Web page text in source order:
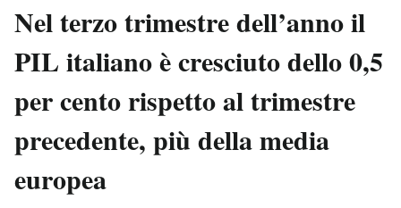
Italia
Politica
Tecnologia
Scienza
Economia
Moda
Consumismi
Storie/Idee
Media
Nel terzo trimestre dell’anno il
PIL italiano è cresciuto dello 0,5
per cento rispetto al trimestre
precedente, più della media
europea